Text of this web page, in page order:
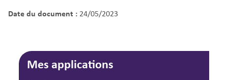
Date du document : 24/05/2023
Mes applications